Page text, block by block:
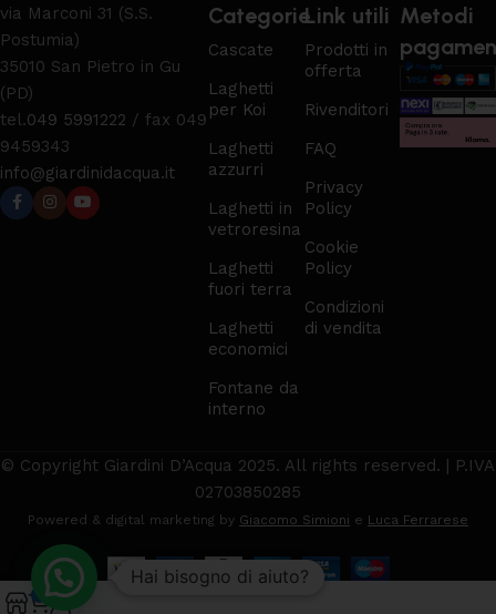
via Marconi 31 (S.S.
Postumia)
35010 San Pietro in Gu
(PD)
tel.049 5991222 / fax 049
9459343
info@giardinidacqua.it
Categorie
Cascate
Laghetti
per Koi
Laghetti
azzurri
Laghetti in
vetroresina
Laghetti
fuori terra
Laghetti
economici
Fontane da
interno
Link utili
Prodotti in
offerta
Rivenditori
FAQ
Privacy
Policy
Cookie
Policy
Condizioni
di vendita
Metodi
© Copyright Giardini D’Acqua 2025. All rights reserved. | P.IVA
02703850285
Powered & digital marketing by Giacomo Simioni e Luca Ferrarese